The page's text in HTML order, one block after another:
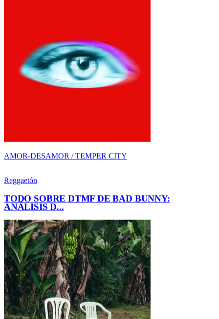
AMOR-DESAMOR / TEMPER CITY
Reggaetón
AMOR-DESAMOR / BAD BUNNY
NUEVO DESCUBRIMIENTO